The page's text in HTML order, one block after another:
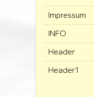
Impressum
INFO
Header
Header1